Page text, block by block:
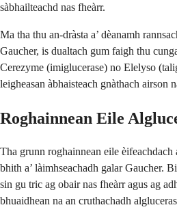
sàbhailteachd nas fheàrr.
Ma tha thu an-dràsta a’ dèanamh
Gaucher, is dualtach gum faigh thu
Cerezyme (imiglucerase) no Elelyso
leigheasan àbhaisteach gnàthach airson
Roghainnean Eile
Tha grunn roghainnean eile
bhith a’ làimhseachadh galar Gaucher.
sin gu tric ag obair nas fheàrr agus ag
bhuaidhean na an cruthachadh